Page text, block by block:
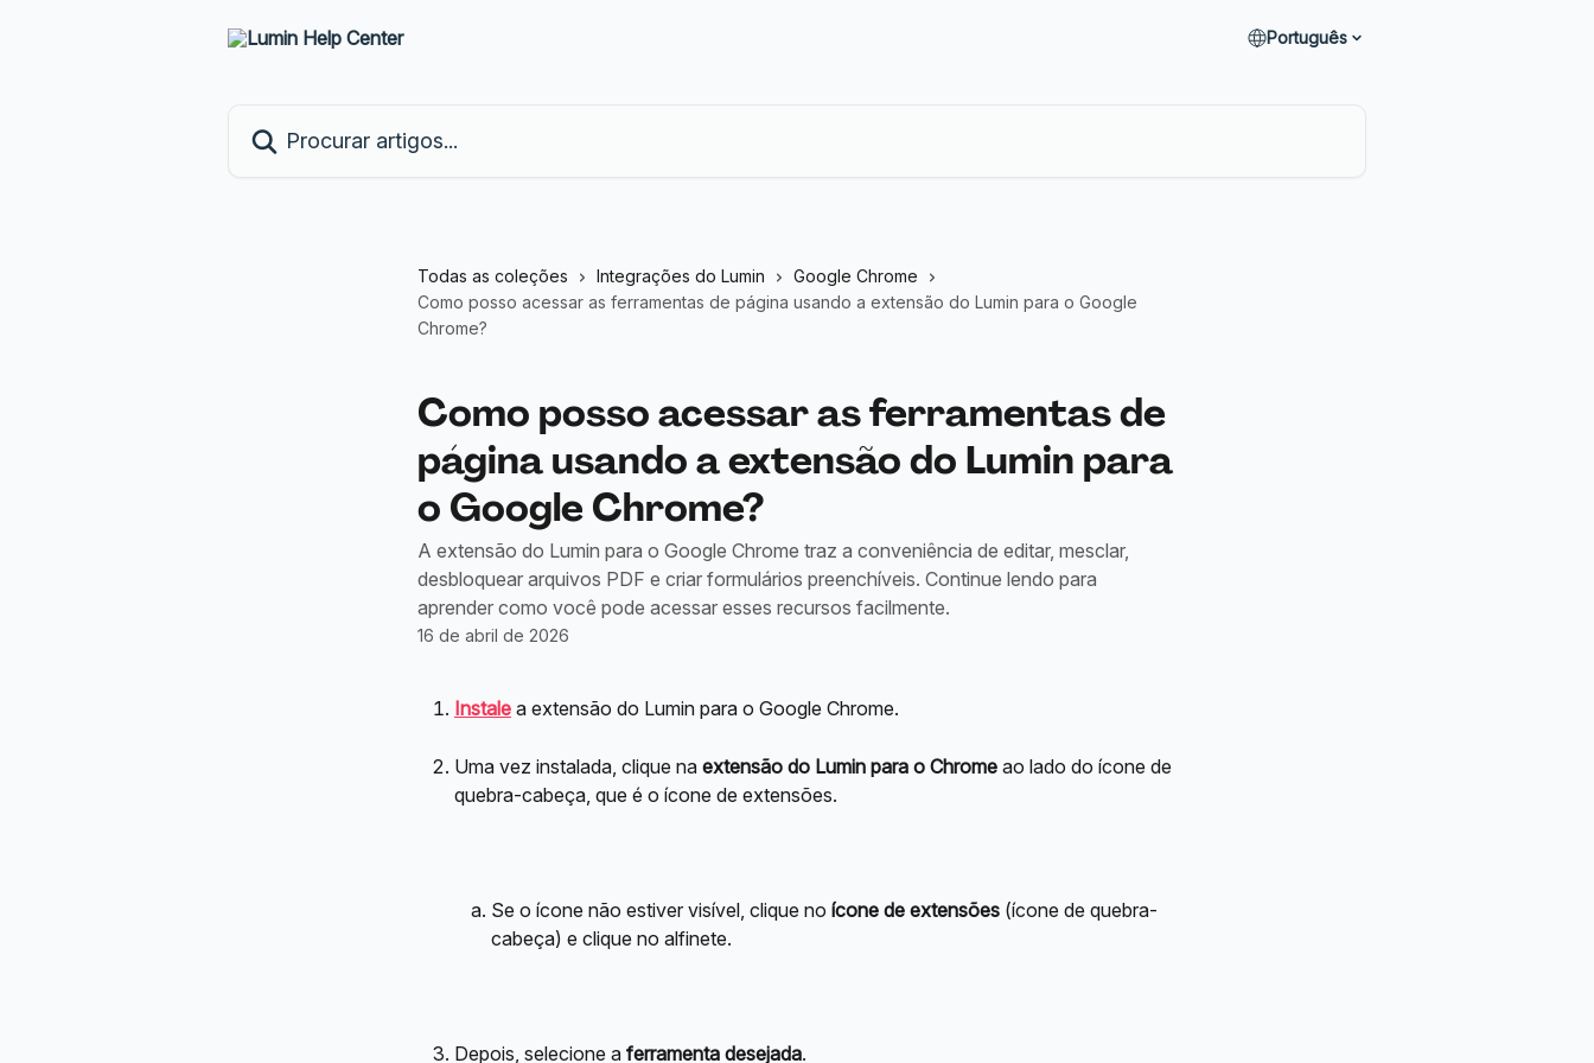
Português
Todas as coleções Integrações do Lumin
Google Chrome
Como posso acessar as ferramentas de página usando a extensão do Lumin para o Google
Chrome?
Como posso acessar as ferramentas de
página usando a extensão do Lumin para
o Google Chrome?
A extensão do Lumin para o Google Chrome traz a conveniência de editar, mesclar,
desbloquear arquivos PDF e criar formulários preenchíveis. Continue lendo para
aprender como você pode acessar esses recursos facilmente.
16 de abril de 2026
Instale a extensão do Lumin para o Google Chrome.
Uma vez instalada, clique na extensão do Lumin para o Chrome ao lado do ícone de
quebra-cabeça, que é o ícone de extensões.
Se o ícone não estiver visível, clique no ícone de extensões (ícone de quebra-
cabeça) e clique no alfinete.
Depois, selecione a ferramenta desejada.